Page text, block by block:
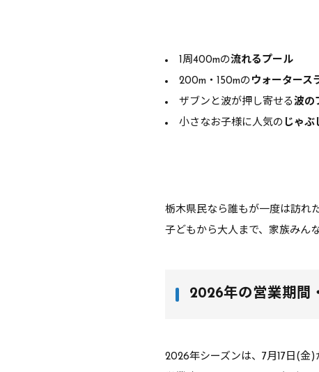
1周400mの流れるプール
200m・150mの ウォータース
ザブンと波が押し寄せる波の
小さなお子様に人気の じゃぶ
栃木県民なら誰もが一度は訪れ
子どもから大人まで、家族みん
2026年の営業期間
2026年シーズンは、7月17日(金)